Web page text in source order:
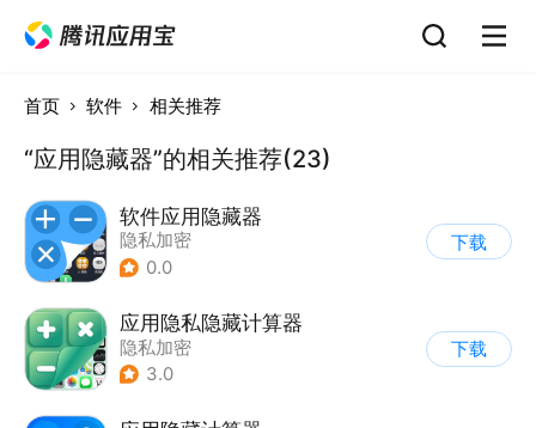
首页 软件 相关推荐
“应用隐藏器”的相关推荐(23)
软件应用隐藏器
隐私加密
0.0
下载
应用隐私隐藏计算器
隐私加密
3.0
下载